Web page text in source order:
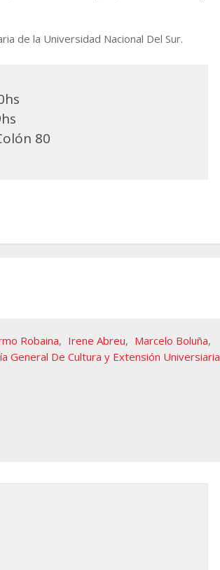
de la Universidad Nacional Del Sur.
80
Robaina, Irene Abreu, Marcelo Boluña,
General De Cultura y Extensión Universiaria